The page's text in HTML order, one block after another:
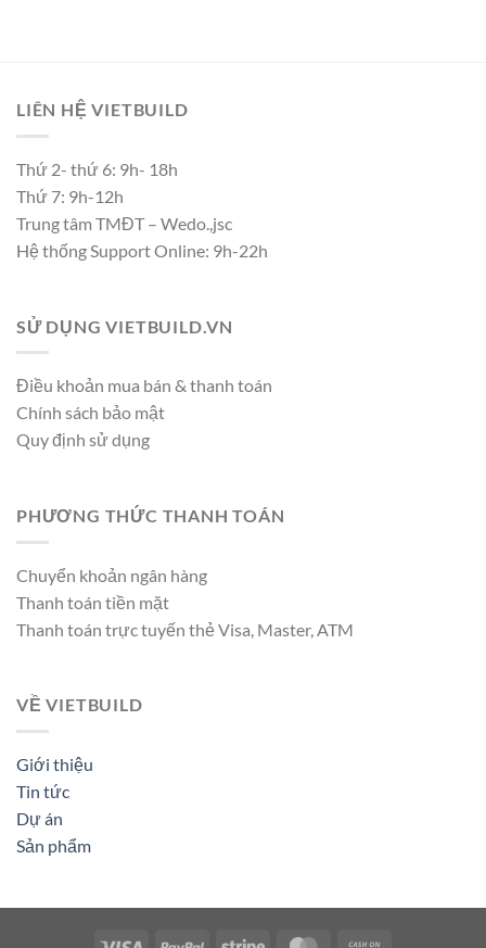
LIÊN HỆ VIETBUILD
Thứ 2- thứ 6: 9h- 18h
Thứ 7: 9h-12h
Trung tâm TMĐT – Wedo.,jsc
Hệ thống Support Online: 9h-22h
SỬ DỤNG VIETBUILD.VN
Điều khoản mua bán & thanh toán
Chính sách bảo mật
Quy định sử dụng
PHƯƠNG THỨC THANH TOÁN
Chuyển khoản ngân hàng
Thanh toán tiền mặt
Thanh toán trực tuyến thẻ Visa, Master, ATM
VỀ VIETBUILD
Giới thiệu
Tin tức
Dự án
Sản phẩm